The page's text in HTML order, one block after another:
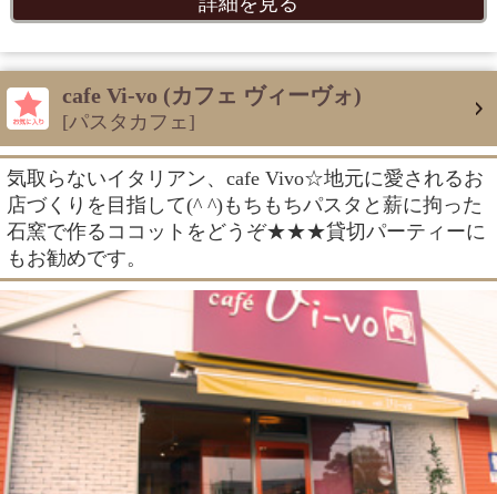
cafe Vi-vo (カフェ ヴィーヴォ)
[パスタカフェ]
気取らないイタリアン、cafe Vivo☆地元に愛されるお
店づくりを目指して(^ ^)もちもちパスタと薪に拘った
石窯で作るココットをどうぞ★★★貸切パーティーに
もお勧めです。